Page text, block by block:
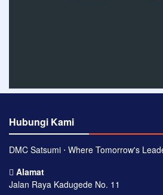
Hubungi Kami
DMC Satsumi ⋅ Where Tomorrow's
Alamat
Jalan Raya Kadugede No. 11